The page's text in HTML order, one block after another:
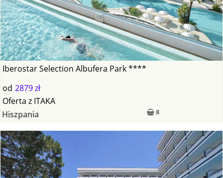
Iberostar Selection Albufera Park ****
od 2879 zł
8
Oferta z ITAKA
Hiszpania